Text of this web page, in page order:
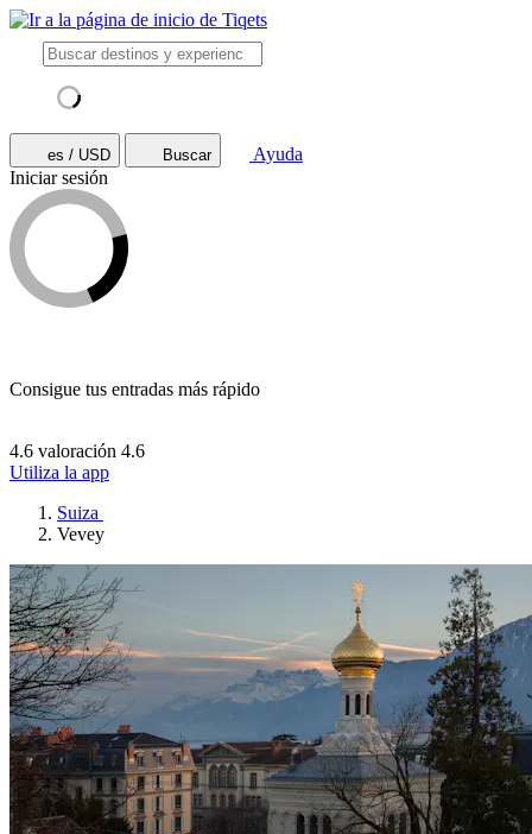
es / USD Buscar
Ayuda
Iniciar sesión
Consigue tus entradas más rápido
4.6 valoración 4.6
Utiliza la app
Suiza
Vevey